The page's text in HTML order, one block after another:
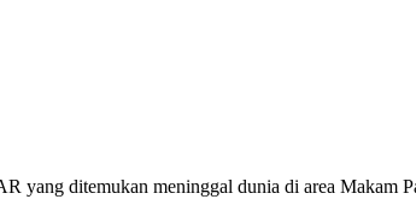
yang ditemukan meninggal dunia di area Makam